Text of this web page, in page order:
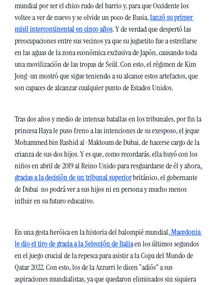
mundial por ser el chico rudo del barrio y, para que Occidente los
voltee a ver de nuevo y se olvide un poco de Rusia, lanzó su primer
misil intercontinental en cinco años. Y de verdad que despertó las
preocupaciones entre sus vecinos ya que su juguetito fue a estrellarse
en las aguas de la zona económica exclusiva de Japón, causando toda
una movilización de las tropas de Seúl. Con esto, el régimen de Kim
Jong-un mostró que sigue teniendo a su alcance estos artefactos, que
son capaces de alcanzar cualquier punto de Estados Unidos.
Tras dos años y medio de intensas batallas en los tribunales, por fin la
princesa Haya le puso freno a las intenciones de su exesposo, el jeque
Mohammed bin Rashid al-Maktoum de Dubai, de hacerse cargo de la
crianza de sus dos hijos. Y es que, como recordarás, ella huyó con los
niños en abril de 2019 al Reino Unido para resguardarse de él y ahora,
gracias a la decisión de un tribunal superior británico, el gobernante
de Dubai  no podrá ver a sus hijos ni en persona y mucho menos
influir en su futuro educativo.
En una gesta heróica en la historia del balompié mundial,Macedonia
le dio el tiro de gracia a la Selección de Italia en los últimos segundos
en el juego crucial de la repesca para asistir a la Copa del Mundo de
Qatar 2022. Con esto, los de la Azzurri le dicen “adiós” a sus
aspiraciones mundialistas, ya que quedaron eliminados sin siquiera